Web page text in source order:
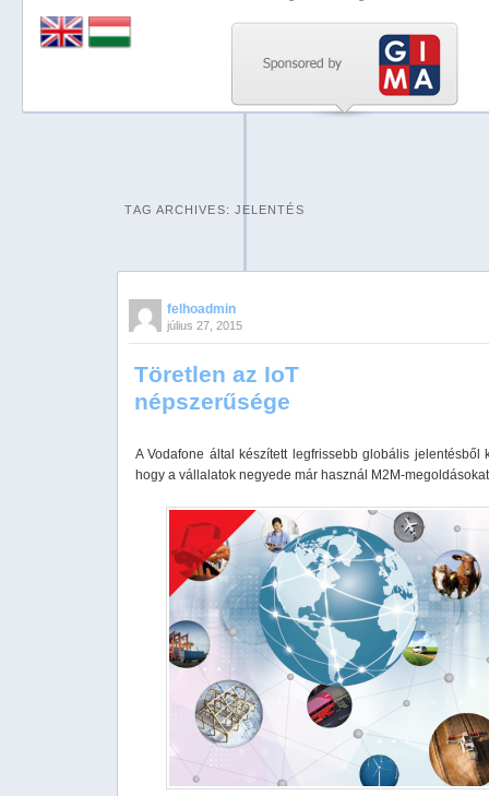
TAG ARCHIVES: JELENTÉS
felhoadmin
július 27, 2015
Töretlen az IoT
népszerűsége
A Vodafone által készített legfrissebb globális jelentésből
hogy a vállalatok negyede már használ M2M-